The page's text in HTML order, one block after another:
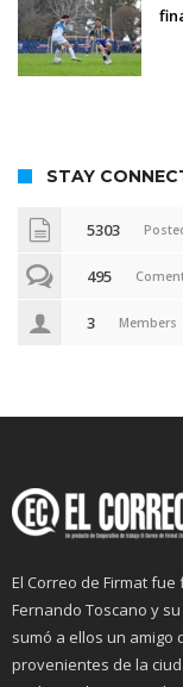
STAY
5303
495
3 Members
El Correo de Firmat
Fernando Toscano y
sumó a ellos un amigo
provenientes de la